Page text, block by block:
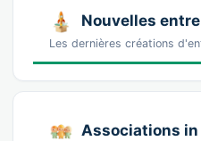
Nouvelles
Les dernières créations
Associations